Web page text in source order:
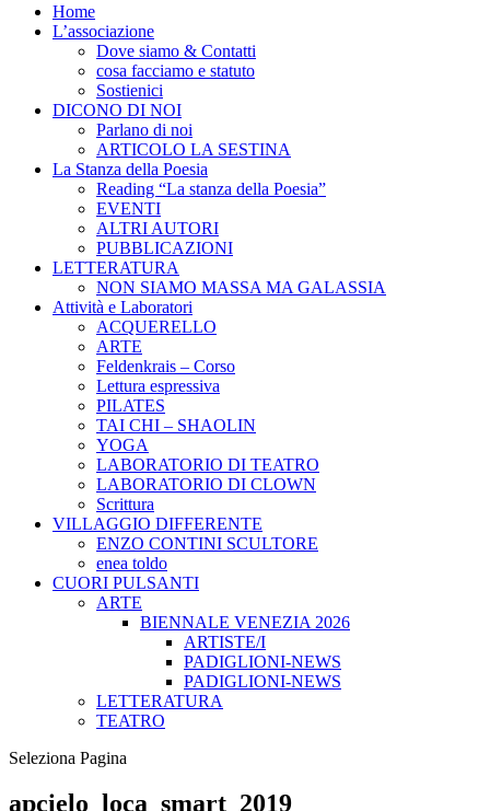
Home
L’associazione
Dove siamo & Contatti
cosa facciamo e statuto
Sostienici
DICONO DI NOI
Parlano di noi
ARTICOLO LA SESTINA
La Stanza della Poesia
Reading “La stanza della Poesia”
EVENTI
ALTRI AUTORI
PUBBLICAZIONI
LETTERATURA
NON SIAMO MASSA MA GALASSIA
Attività e Laboratori
ACQUERELLO
ARTE
Feldenkrais – Corso
Lettura espressiva
PILATES
TAI CHI – SHAOLIN
YOGA
LABORATORIO DI TEATRO
LABORATORIO DI CLOWN
Scrittura
VILLAGGIO DIFFERENTE
ENZO CONTINI SCULTORE
enea toldo
CUORI PULSANTI
ARTE
BIENNALE VENEZIA 2026
ARTISTE/I
PADIGLIONI-NEWS
PADIGLIONI-NEWS
LETTERATURA
TEATRO
Seleziona Pagina
apcielo_loca_smart_2019